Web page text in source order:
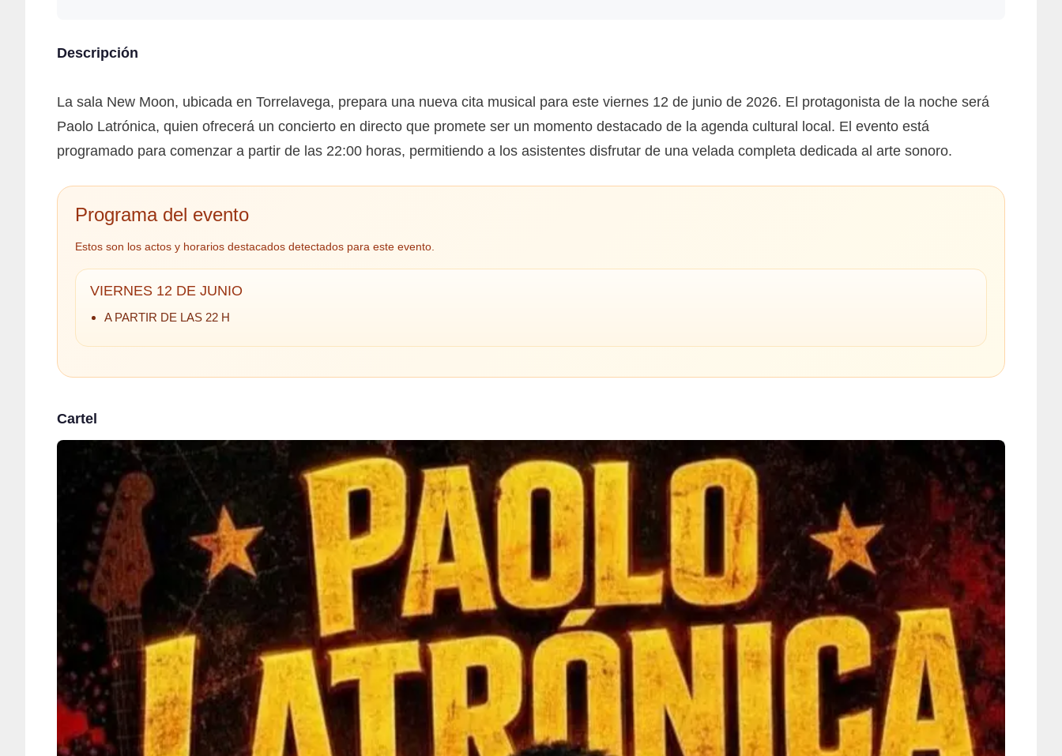
Descripción
La sala New Moon, ubicada en Torrelavega, prepara una nueva cita musical para este viernes 12 de junio de 2026. El protagonista de la noche será
Paolo Latrónica, quien ofrecerá un concierto en directo que promete ser un momento destacado de la agenda cultural local. El evento está
programado para comenzar a partir de las 22:00 horas, permitiendo a los asistentes disfrutar de una velada completa dedicada al arte sonoro.
Programa del evento
Estos son los actos y horarios destacados detectados para este evento.
VIERNES 12 DE JUNIO
A PARTIR DE LAS 22 H
Cartel